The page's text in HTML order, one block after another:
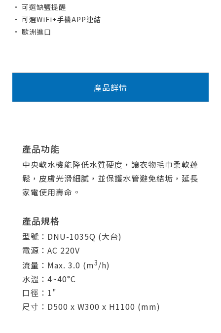
• 可選缺鹽提醒
• 可選WiFi+手機APP連結
• 歐洲進口
產品詳情
產品功能
中央軟水機能降低水質硬度，讓衣物毛巾柔軟蓬
鬆，皮膚光滑細膩，並保護水管避免結垢，延長
家電使用壽命。
產品規格
型號：DNU-1035Q (大台)
電源：AC 220V
流量：Max. 3.0 (m3/h)
水溫：4~40°C
口徑：1"
尺寸：D500 x W300 x H1100 (mm)